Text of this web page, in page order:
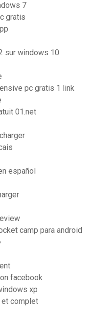
7
gratis
sur windows 10
pc gratis 1 link
01.net
español
camp para android
facebook
xp
et complet